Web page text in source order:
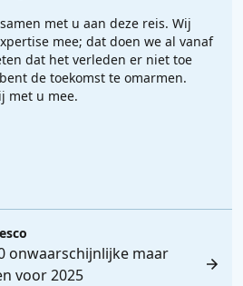
met u aan deze reis. Wij
mee; dat doen we al vanaf
dat het verleden er niet toe
de toekomst te omarmen.
met u mee.
onwaarschijnlijke maar
voor 2025